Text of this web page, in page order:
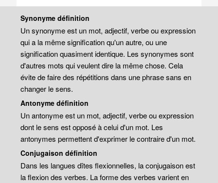
Synonyme définition
Un synonyme est un mot, adjectif, verbe ou expression
qui a la même signification qu'un autre, ou une
signification quasiment identique. Les synonymes sont
d'autres mots qui veulent dire la même chose. Cela
évite de faire des répétitions dans une phrase sans en
changer le sens.
Antonyme définition
Un antonyme est un mot, adjectif, verbe ou expression
dont le sens est opposé à celui d'un mot. Les
antonymes permettent d'exprimer le contraire d'un mot.
Conjugaison définition
Dans les langues dîtes flexionnelles, la conjugaison est
la flexion des verbes. La forme des verbes varient en